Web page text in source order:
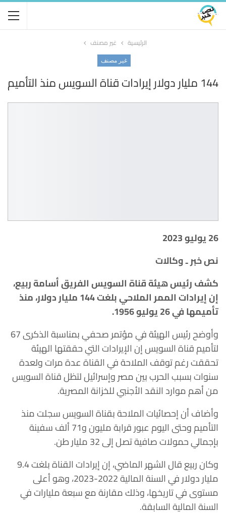
الرئيسية غير مصنف
غير مصنف
144 مليار دولار إيرادات قناة السويس منذ التأميم
26 يوليو 2023
نص خبر ـ وكالات
كشف رئيس هيئة قناة السويس الفريق أسامة ربيع،
إن إيرادات الممر الملاحي بلغت 144 مليار دولار، منذ
تأميمها في 26 يوليو 1956.
وأوضح رئيس الهيئة في مؤتمر صحفي بمناسبة الذكرى 67
لتأميم قناة السويس إن الإيرادات التي حققتها الهيئة
تحققت رغم توقف الملاحة في القناة عدة مرات ولعدة
سنوات بسبب الحرب بين مصر وإسرائيل لتظل قناة السويس
من أهم موارد النقد الأجنبي للخزانة المصرية.
وأضاف أن إحصائيات الملاحة بقناة السويس سجلت منذ
التأميم وحتى اليوم عبور قرابة مليون و71 ألف سفينة
بإجمالي حمولات صافية تصل إلى 32 مليار طن.
وكان ربيع قال الشهر الماضي، إن إيرادات القناة بلغت 9.4
مليار دولار في السنة المالية 2022-2023، وهو أعلى
مستوى في تاريخها، وذلك مقارنة مع سبعة مليارات في
السنة المالية السابقة.